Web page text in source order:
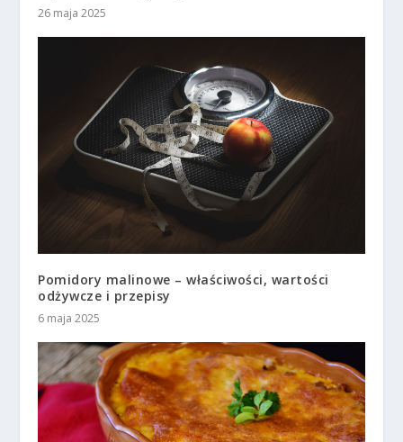
26 maja 2025
Pomidory malinowe – właściwości, wartości
odżywcze i przepisy
6 maja 2025